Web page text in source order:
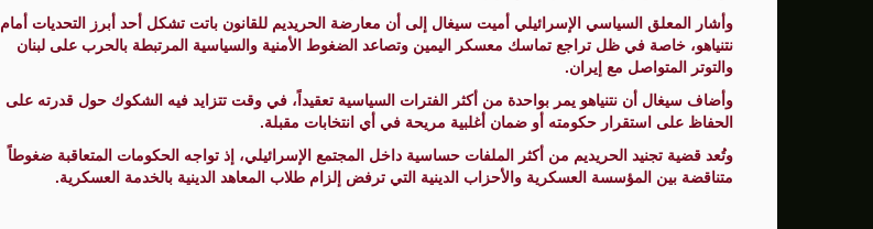
وأشار المعلق السياسي الإسرائيلي أميت سيغال إلى أن معارضة الحريديم للقانون باتت تشكل أحد أبرز التحديات أمام
نتنياهو، خاصة في ظل تراجع تماسك معسكر اليمين وتصاعد الضغوط الأمنية والسياسية المرتبطة بالحرب على لبنان
والتوتر المتواصل مع إيران.
وأضاف سيغال أن نتنياهو يمر بواحدة من أكثر الفترات السياسية تعقيداً، في وقت تتزايد فيه الشكوك حول قدرته على
الحفاظ على استقرار حكومته أو ضمان أغلبية مريحة في أي انتخابات مقبلة.
وتُعد قضية تجنيد الحريديم من أكثر الملفات حساسية داخل المجتمع الإسرائيلي، إذ تواجه الحكومات المتعاقبة ضغوطاً
متناقضة بين المؤسسة العسكرية والأحزاب الدينية التي ترفض إلزام طلاب المعاهد الدينية بالخدمة العسكرية.